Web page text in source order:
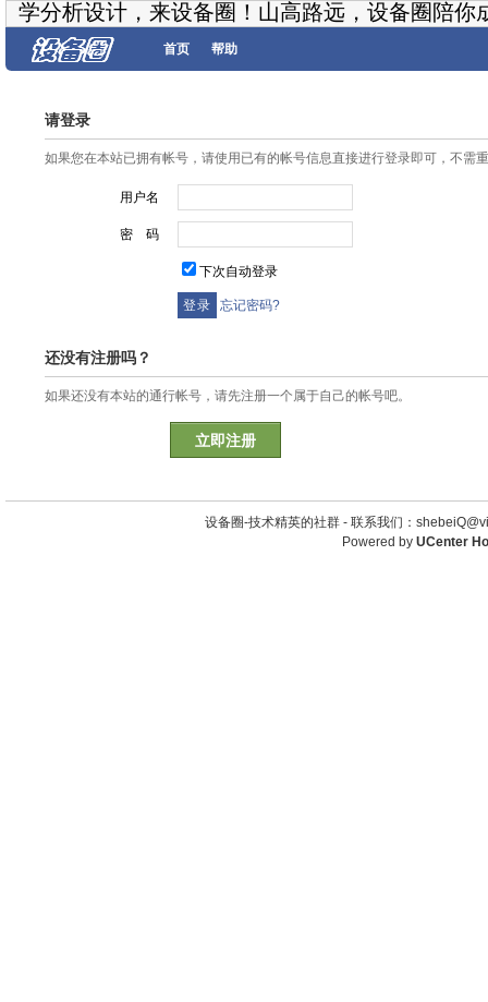
学分析设计，来设备圈！山高路远，设备圈陪你
首页 帮助
请登录
如果您在本站已拥有帐号，请使用已有的帐号信息直接进行登录即可，不需
用户名
密 码
下次自动登录
忘记密码?
还没有注册吗？
如果还没有本站的通行帐号，请先注册一个属于自己的帐号吧。
立即注册
设备圈-技术精英的社群 - 联系我们：
Powered by UCenter